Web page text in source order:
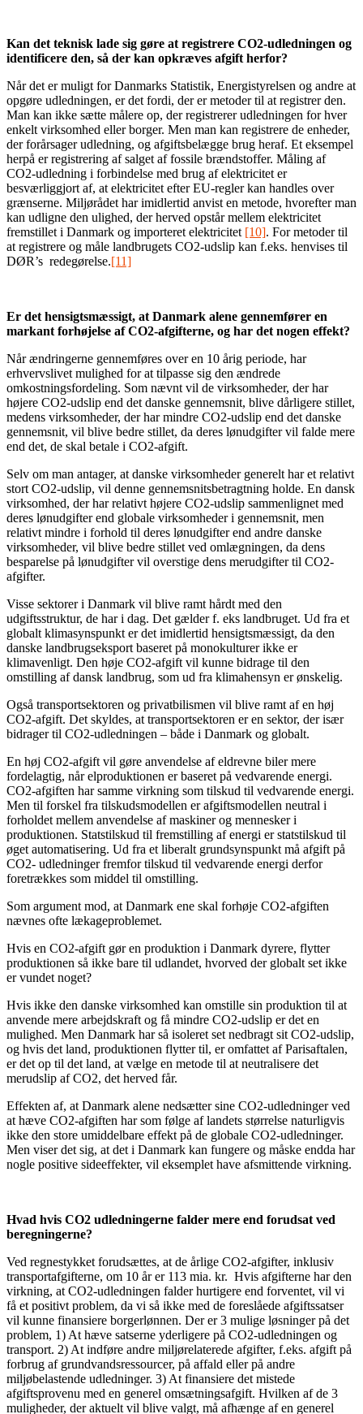
Kan det teknisk lade sig gøre at registrere CO2-udledningen og
identificere den, så der kan opkræves afgift herfor?
Når det er muligt for Danmarks Statistik, Energistyrelsen og andre at
opgøre udledningen, er det fordi, der er metoder til at registrer den.
Man kan ikke sætte målere op, der registrerer udledningen for hver
enkelt virksomhed eller borger. Men man kan registrere de enheder,
der forårsager udledning, og afgiftsbelægge brug heraf. Et eksempel
herpå er registrering af salget af fossile brændstoffer. Måling af
CO2-udledning i forbindelse med brug af elektricitet er
besværliggjort af, at elektricitet efter EU-regler kan handles over
grænserne. Miljørådet har imidlertid anvist en metode, hvorefter man
kan udligne den ulighed, der herved opstår mellem elektricitet
fremstillet i Danmark og importeret elektricitet [10]. For metoder til
at registrere og måle landbrugets CO2-udslip kan f.eks. henvises til
DØR’s redegørelse.[11]
Er det hensigtsmæssigt, at Danmark alene gennemfører en
markant forhøjelse af CO2-afgifterne, og har det nogen effekt?
Når ændringerne gennemføres over en 10 årig periode, har
erhvervslivet mulighed for at tilpasse sig den ændrede
omkostningsfordeling. Som nævnt vil de virksomheder, der har
højere CO2-udslip end det danske gennemsnit, blive dårligere stillet,
medens virksomheder, der har mindre CO2-udslip end det danske
gennemsnit, vil blive bedre stillet, da deres lønudgifter vil falde mere
end det, de skal betale i CO2-afgift.
Selv om man antager, at danske virksomheder generelt har et relativt
stort CO2-udslip, vil denne gennemsnitsbetragtning holde. En dansk
virksomhed, der har relativt højere CO2-udslip sammenlignet med
deres lønudgifter end globale virksomheder i gennemsnit, men
relativt mindre i forhold til deres lønudgifter end andre danske
virksomheder, vil blive bedre stillet ved omlægningen, da dens
besparelse på lønudgifter vil overstige dens merudgifter til CO2-
afgifter.
Visse sektorer i Danmark vil blive ramt hårdt med den
udgiftsstruktur, de har i dag. Det gælder f. eks landbruget. Ud fra et
globalt klimasynspunkt er det imidlertid hensigtsmæssigt, da den
danske landbrugseksport baseret på monokulturer ikke er
klimavenligt. Den høje CO2-afgift vil kunne bidrage til den
omstilling af dansk landbrug, som ud fra klimahensyn er ønskelig.
Også transportsektoren og privatbilismen vil blive ramt af en høj
CO2-afgift. Det skyldes, at transportsektoren er en sektor, der især
bidrager til CO2-udledningen – både i Danmark og globalt.
En høj CO2-afgift vil gøre anvendelse af eldrevne biler mere
fordelagtig, når elproduktionen er baseret på vedvarende energi.
CO2-afgiften har samme virkning som tilskud til vedvarende energi.
Men til forskel fra tilskudsmodellen er afgiftsmodellen neutral i
forholdet mellem anvendelse af maskiner og mennesker i
produktionen. Statstilskud til fremstilling af energi er statstilskud til
øget automatisering. Ud fra et liberalt grundsynspunkt må afgift på
CO2- udledninger fremfor tilskud til vedvarende energi derfor
foretrækkes som middel til omstilling.
Som argument mod, at Danmark ene skal forhøje CO2-afgiften
nævnes ofte lækageproblemet.
Hvis en CO2-afgift gør en produktion i Danmark dyrere, flytter
produktionen så ikke bare til udlandet, hvorved der globalt set ikke
er vundet noget?
Hvis ikke den danske virksomhed kan omstille sin produktion til at
anvende mere arbejdskraft og få mindre CO2-udslip er det en
mulighed. Men Danmark har så isoleret set nedbragt sit CO2-udslip,
og hvis det land, produktionen flytter til, er omfattet af Parisaftalen,
er det op til det land, at vælge en metode til at neutralisere det
merudslip af CO2, det herved får.
Effekten af, at Danmark alene nedsætter sine CO2-udledninger ved
at hæve CO2-afgiften har som følge af landets størrelse naturligvis
ikke den store umiddelbare effekt på de globale CO2-udledninger.
Men viser det sig, at det i Danmark kan fungere og måske endda har
nogle positive sideeffekter, vil eksemplet have afsmittende virkning.
Hvad hvis CO2 udledningerne falder mere end forudsat ved
beregningerne?
Ved regnestykket forudsættes, at de årlige CO2-afgifter, inklusiv
transportafgifterne, om 10 år er 113 mia. kr. Hvis afgifterne har den
virkning, at CO2-udledningen falder hurtigere end forventet, vil vi
få et positivt problem, da vi så ikke med de foreslåede afgiftssatser
vil kunne finansiere borgerlønnen. Der er 3 mulige løsninger på det
problem, 1) At hæve satserne yderligere på CO2-udledningen og
transport. 2) At indføre andre miljørelaterede afgifter, f.eks. afgift på
forbrug af grundvandsressourcer, på affald eller på andre
miljøbelastende udledninger. 3) At finansiere det mistede
afgiftsprovenu med en generel omsætningsafgift. Hvilken af de 3
muligheder, der aktuelt vil blive valgt, må afhænge af en generel